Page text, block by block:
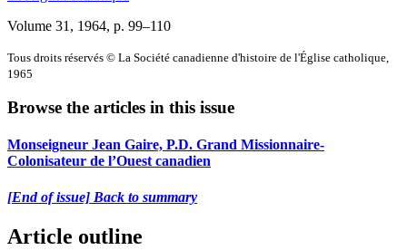
Volume 31, 1964, p. 99–110
Tous droits réservés © La Société canadienne d'histoire de l'Église catholique,
1965
Browse the articles in this issue
Monseigneur Jean Gaire, P.D. Grand Missionnaire-
Colonisateur de l’Ouest canadien
[End of issue] Back to summary
Article outline